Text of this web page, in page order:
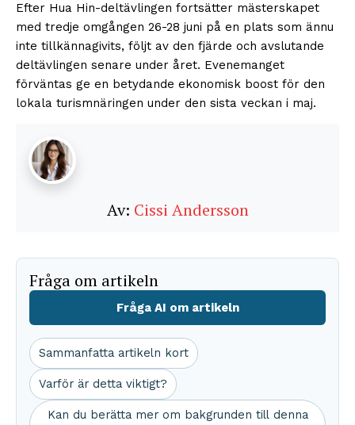
Efter Hua Hin-deltävlingen fortsätter mästerskapet
med tredje omgången 26-28 juni på en plats som ännu
inte tillkännagivits, följt av den fjärde och avslutande
deltävlingen senare under året. Evenemanget
förväntas ge en betydande ekonomisk boost för den
lokala turismnäringen under den sista veckan i maj.
Av: Cissi Andersson
Fråga om artikeln
Fråga AI om artikeln
Sammanfatta artikeln kort
Varför är detta viktigt?
Kan du berätta mer om bakgrunden till denna